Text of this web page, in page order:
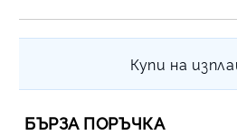
Купи на
БЪРЗА ПОРЪЧКА